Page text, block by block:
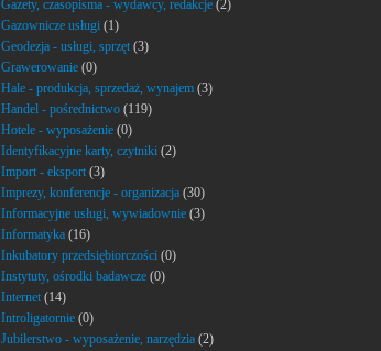
Gazety, czasopisma - wydawcy, redakcje (2)
Gazownicze usługi (1)
Geodezja - usługi, sprzęt (3)
Grawerowanie (0)
Hale - produkcja, sprzedaż, wynajem (3)
Handel - pośrednictwo (119)
Hotele - wyposażenie (0)
Identyfikacyjne karty, czytniki (2)
Import - eksport (3)
Imprezy, konferencje - organizacja (30)
Informacyjne usługi, wywiadownie (3)
Informatyka (16)
Inkubatory przedsiębiorczości (0)
Instytuty, ośrodki badawcze (0)
Internet (14)
Introligatornie (0)
Jubilerstwo - wyposażenie, narzędzia (2)